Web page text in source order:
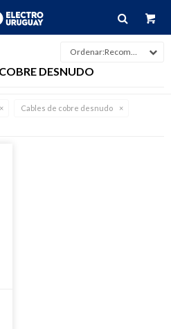
Recomendados
DESNUDO
Cables de cobre desnudo